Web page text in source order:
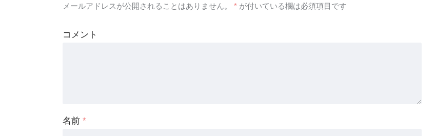
メールアドレスが公開されることはありません。 * が付いている欄は必須項目です
コメント
名前 *